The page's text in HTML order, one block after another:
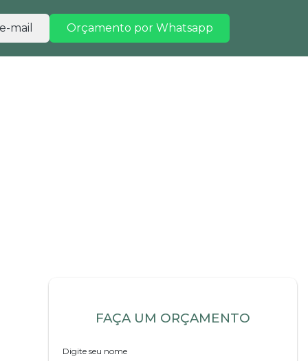
mail Orçamento por Whatsapp
FAÇA UM ORÇAMENTO
Digite seu nome